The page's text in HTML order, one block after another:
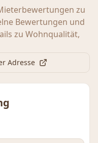
zu
Bewertungen und
zu Wohnqualität,
Adresse